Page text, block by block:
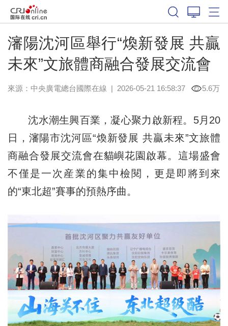
瀋陽沈河區舉行“煥新發展 共贏
未來”文旅體商融合發展交流會
來源：中央廣電總台國際在線 | 2026-05-21 16:58:37 5.6万
沈水潮生興百業，凝心聚力啟新程。5月20
日，瀋陽市沈河區“煥新發展 共贏未來”文旅體
商融合發展交流會在貓嶼花園啟幕。這場盛會
不僅是一次産業的集中檢閱，更是即將到來
的“東北超”賽事的預熱序曲。